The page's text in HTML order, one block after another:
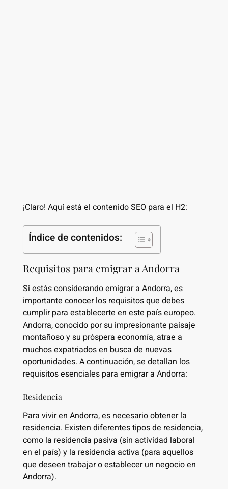
¡Claro! Aquí está el contenido SEO para el H2:
Índice de contenidos:
Requisitos para emigrar a Andorra
Si estás considerando emigrar a Andorra, es
importante conocer los requisitos que debes
cumplir para establecerte en este país europeo.
Andorra, conocido por su impresionante paisaje
montañoso y su próspera economía, atrae a
muchos expatriados en busca de nuevas
oportunidades. A continuación, se detallan los
requisitos esenciales para emigrar a Andorra:
Residencia
Para vivir en Andorra, es necesario obtener la
residencia. Existen diferentes tipos de residencia,
como la residencia pasiva (sin actividad laboral
en el país) y la residencia activa (para aquellos
que deseen trabajar o establecer un negocio en
Andorra).